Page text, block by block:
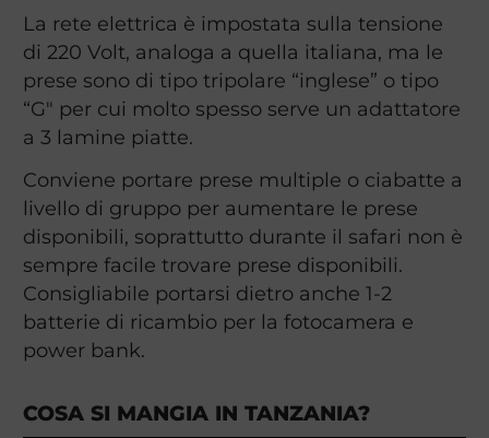
La rete elettrica è impostata sulla tensione
di 220 Volt, analoga a quella italiana, ma le
prese sono di tipo tripolare “inglese” o tipo
“G" per cui molto spesso serve un adattatore
a 3 lamine piatte.
Conviene portare prese multiple o ciabatte a
livello di gruppo per aumentare le prese
disponibili, soprattutto durante il safari non è
sempre facile trovare prese disponibili.
Consigliabile portarsi dietro anche 1-2
batterie di ricambio per la fotocamera e
power bank.
COSA SI MANGIA IN TANZANIA?